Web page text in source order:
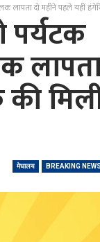
लापता दो महीने पहले यहीं
पर्यटक
मेघालय BREAKING NEWS